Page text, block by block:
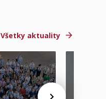
Všetky aktuality